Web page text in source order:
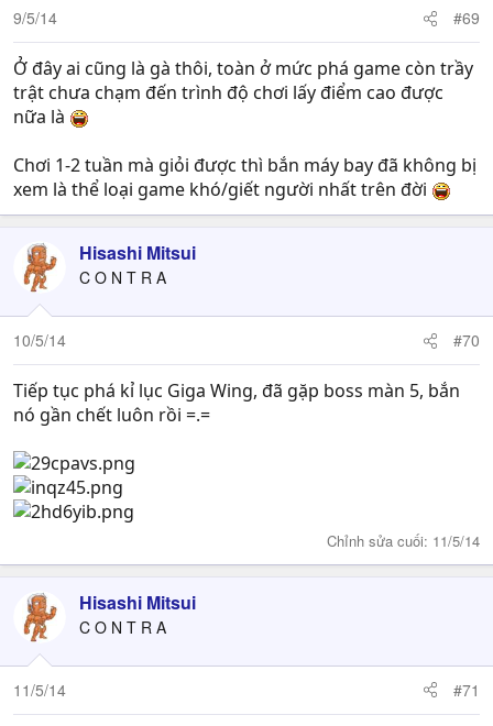
9/5/14 #69
Ở đây ai cũng là gà thôi, toàn ở mức phá game còn trầy
trật chưa chạm đến trình độ chơi lấy điểm cao được
nữa là
Chơi 1-2 tuần mà giỏi được thì bắn máy bay đã không bị
xem là thể loại game khó/giết người nhất trên đời
Hisashi Mitsui
C O N T R A
10/5/14 #70
Tiếp tục phá kỉ lục Giga Wing, đã gặp boss màn 5, bắn
nó gần chết luôn rồi =.=
Chỉnh sửa cuối: 11/5/14
Hisashi Mitsui
C O N T R A
11/5/14 #71